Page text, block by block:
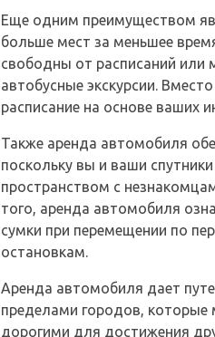
Еще одним преимуществом
больше мест за меньшее
свободны от расписаний
автобусные экскурсии.
расписание на основе ваших
Также аренда автомобиля
поскольку вы и ваши
пространством с
того, аренда автомобиля
сумки при перемещении по
остановкам.
Аренда автомобиля дает
пределами городов,
дорогими для достижения